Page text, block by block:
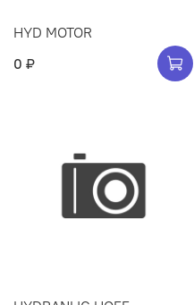
HYD MOTOR
0 ₽